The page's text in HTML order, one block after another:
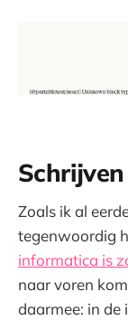
Zoals ik al
tegenwoordig
informatica is
naar voren
daarmee: in